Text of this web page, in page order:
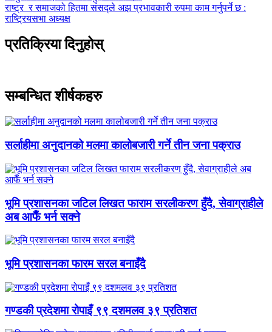
-
अघिल्लाे
-
राष्ट्र र समाजको हितमा संसद्ले अझ प्रभावकारी रुपमा काम गर्नुपर्ने छ :
राष्ट्रियसभा अध्यक्ष
प्रतिक्रिया दिनुहोस्
सम्बन्धित शीर्षकहरु
सर्लाहीमा अनुदानको मलमा कालोबजारी गर्ने तीन जना पक्राउ
भूमि प्रशासनका जटिल लिखत फाराम सरलीकरण हुँदै, सेवाग्राहीले
अब आफैँ भर्न सक्ने
भूमि प्रशासनका फारम सरल बनाइँदै
गण्डकी प्रदेशमा रोपाइँ ९९ दशमलव ३९ प्रतिशत